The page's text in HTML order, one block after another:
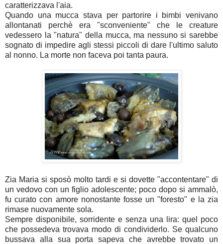
caratterizzava l'aia.
Quando una mucca stava per partorire i bimbi venivano
allontanati perchè era "sconveniente" che le creature
vedessero la "natura" della mucca, ma nessuno si sarebbe
sognato di impedire agli stessi piccoli di dare l'ultimo saluto
al nonno. La morte non faceva poi tanta paura.
Zia Maria si sposò molto tardi e si dovette "accontentare" di
un vedovo con un figlio adolescente; poco dopo si ammalò,
fu curato con amore nonostante fosse un "foresto" e la zia
rimase nuovamente sola.
Sempre disponibile, sorridente e senza una lira: quel poco
che possedeva trovava modo di condividerlo. Se qualcuno
bussava alla sua porta sapeva che avrebbe trovato un